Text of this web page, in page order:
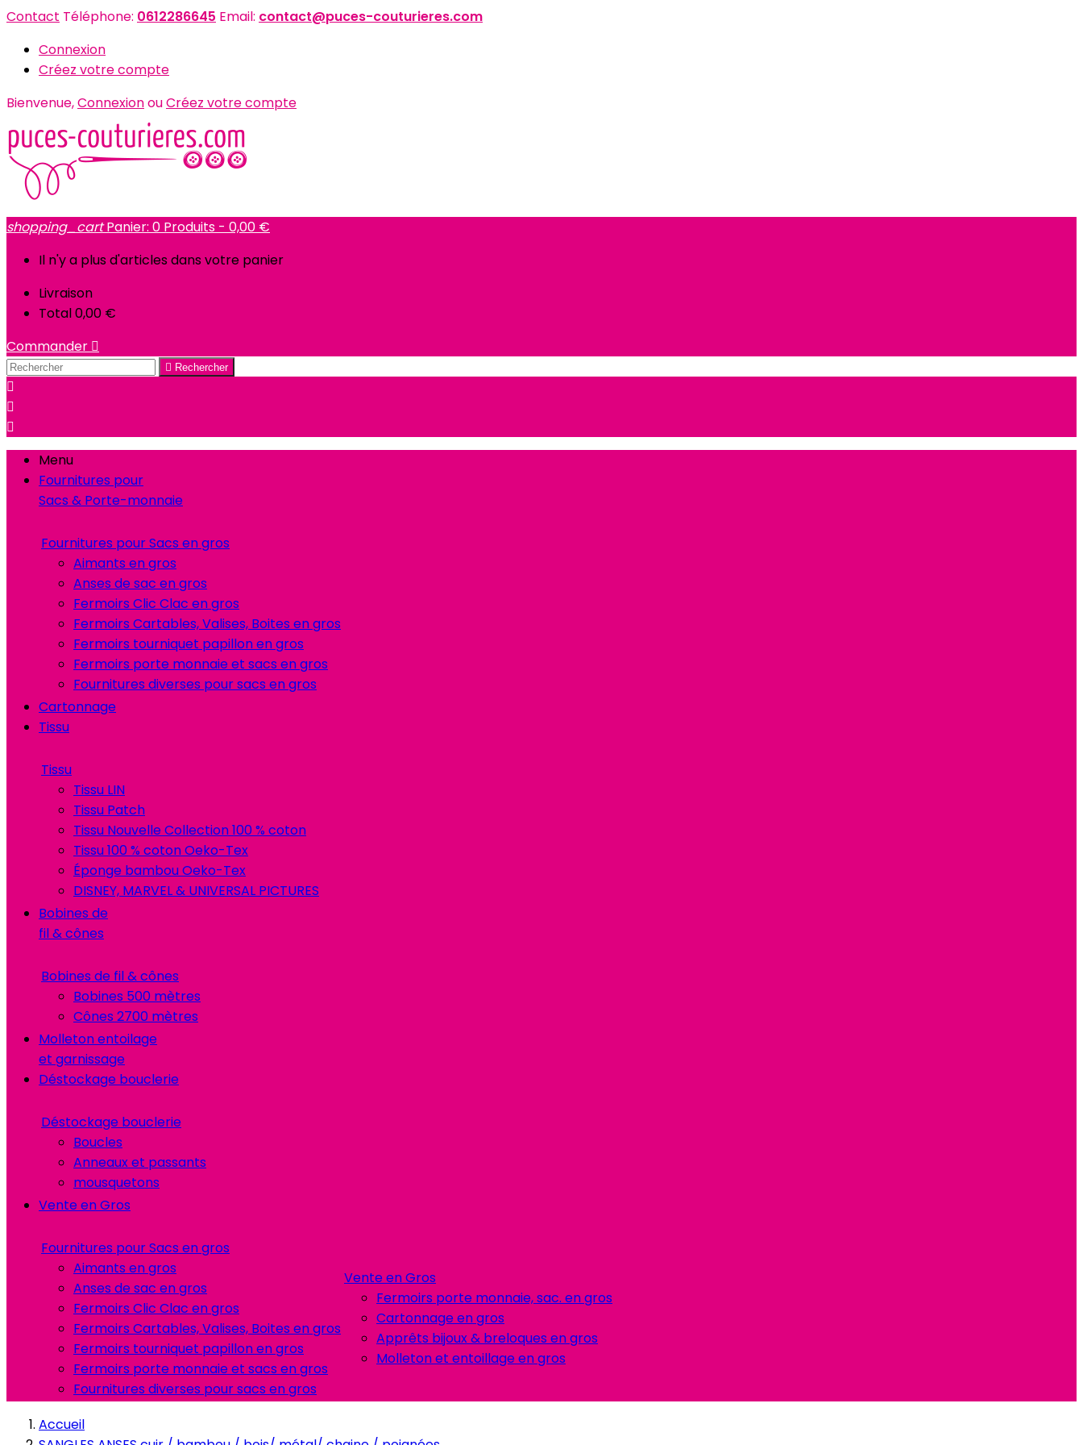
Contact Téléphone: 0612286645 Email: contact@puces-couturieres.com
Connexion
Créez votre compte
Bienvenue,ConnexionouCréez votre compte
shopping_cart Panier: 0 Produits - 0,00 €
Il n'y a plus d'articles dans votre panier
Livraison
Total0,00 €
Commander 
 Rechercher



Menu
Fournitures pour
Sacs & Porte-monnaie
Fournitures pour Sacs en gros
Aimants en gros
Anses de sac en gros
Fermoirs Clic Clac en gros
Fermoirs Cartables, Valises, Boites en gros
Fermoirs tourniquet papillon en gros
Fermoirs porte monnaie et sacs en gros
Fournitures diverses pour sacs en gros
Cartonnage
Tissu
Tissu
Tissu LIN
Tissu Patch
Tissu Nouvelle Collection 100 % coton
Tissu 100 % coton Oeko-Tex
Éponge bambou Oeko-Tex
DISNEY, MARVEL & UNIVERSAL PICTURES
Bobines de
fil & cônes
Bobines de fil & cônes
Bobines 500 mètres
Cônes 2700 mètres
Molleton entoilage
et garnissage
Déstockage bouclerie
Déstockage bouclerie
Boucles
Anneaux et passants
mousquetons
Vente en Gros
Fournitures pour Sacs en gros
Aimants en gros
Anses de sac en gros
Fermoirs Clic Clac en gros
Fermoirs Cartables, Valises, Boites en gros
Fermoirs tourniquet papillon en gros
Fermoirs porte monnaie et sacs en gros
Fournitures diverses pour sacs en gros
Vente en Gros
Fermoirs porte monnaie, sac. en gros
Cartonnage en gros
Apprêts bijoux & breloques en gros
Molleton et entoillage en gros
Accueil